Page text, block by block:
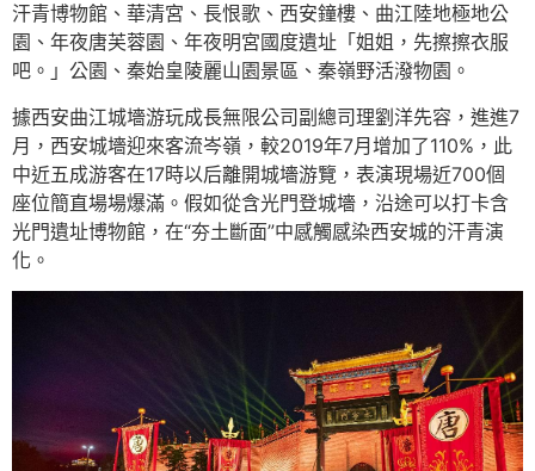
汗青博物館、華清宮、長恨歌、西安鐘樓、曲江陸地極地公
園、年夜唐芙蓉園、年夜明宮國度遺址「姐姐，先擦擦衣服
吧。」公園、秦始皇陵麗山園景區、秦嶺野活潑物園。
據西安曲江城墻游玩成長無限公司副總司理劉洋先容，進進7
月，西安城墻迎來客流岑嶺，較2019年7月增加了110%，此
中近五成游客在17時以后離開城墻游覽，表演現場近700個
座位簡直場場爆滿。假如從含光門登城墻，沿途可以打卡含
光門遺址博物館，在“夯土斷面”中感觸感染西安城的汗青演
化。